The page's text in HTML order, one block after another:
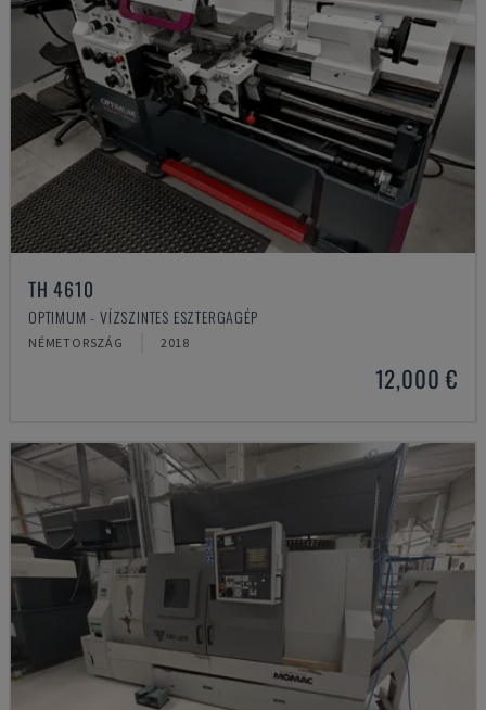
TH 4610
OPTIMUM - VÍZSZINTES ESZTERGAGÉP
NÉMETORSZÁG 2018
12,000 €